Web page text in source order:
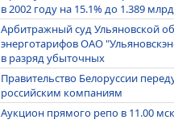
в 2002 году на 15.1% до 1.389
Арбитражный суд Ульяновской
энерготарифов ОАО
в разряд убыточных
Правительство Белоруссии
российским компаниям
Аукцион прямого репо в 11.00